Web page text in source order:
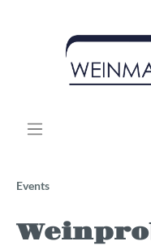
Events